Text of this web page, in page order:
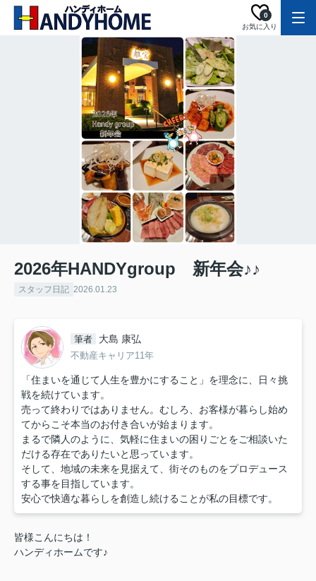
お気に入り
0
2026年HANDYgroup 新年会♪♪
スタッフ日記 2026.01.23
筆者 大島 康弘
不動産キャリア11年
「住まいを通じて人生を豊かにすること」を理念に、日々挑
戦を続けています。
売って終わりではありません。むしろ、お客様が暮らし始め
てからこそ本当のお付き合いが始まります。
まるで隣人のように、気軽に住まいの困りごとをご相談いた
だける存在でありたいと思っています。
そして、地域の未来を見据えて、街そのものをプロデュース
する事を目指しています。
安心で快適な暮らしを創造し続けることが私の目標です。
皆様こんにちは！
ハンディホームです♪